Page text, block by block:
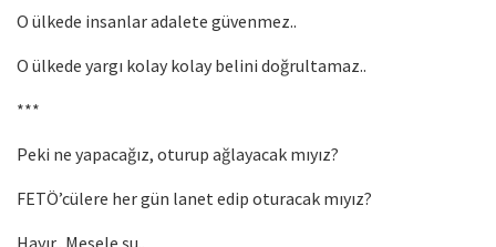
O ülkede insanlar adalete güvenmez..
O ülkede yargı kolay kolay belini doğrultamaz..
***
Peki ne yapacağız, oturup ağlayacak mıyız?
FETÖ’cülere her gün lanet edip oturacak mıyız?